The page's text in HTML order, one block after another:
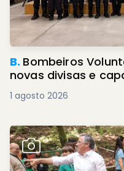
B. Bombeiros
novas divisas e
1 agosto 2026